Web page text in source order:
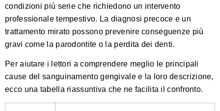
condizioni più serie che richiedono un intervento
professionale tempestivo. La diagnosi precoce e un
trattamento mirato possono prevenire conseguenze più
gravi come la parodontite o la perdita dei denti.
Per aiutare i lettori a comprendere meglio le principali
cause del sanguinamento gengivale e la loro descrizione,
ecco una tabella riassuntiva che ne facilita il confronto.